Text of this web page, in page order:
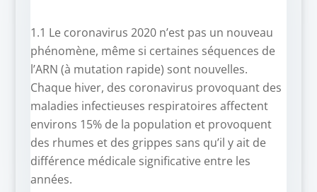
1.1 Le coronavirus 2020 n’est pas un nouveau
phénomène, même si certaines séquences de
l’ARN (à mutation rapide) sont nouvelles.
Chaque hiver, des coronavirus provoquant des
maladies infectieuses respiratoires affectent
environs 15% de la population et provoquent
des rhumes et des grippes sans qu’il y ait de
différence médicale significative entre les
années.